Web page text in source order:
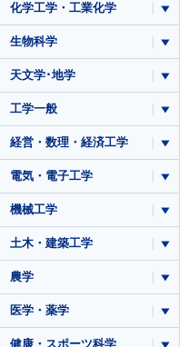
化学工学・工業化学
生物科学
天文学･地学
工学一般
経営・数理・経済工学
電気・電子工学
機械工学
土木・建築工学
農学
医学・薬学
健康・スポーツ科学